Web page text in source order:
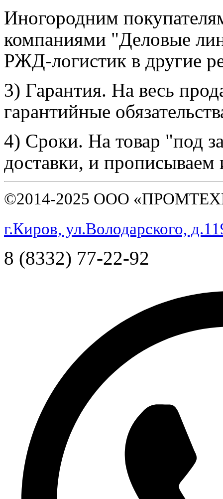
Иногородним
компаниями "Деловые
РЖД-логистик в другие
3) Гарантия. На весь
гарантийные
4) Сроки. На товар "под
доставки, и прописываем
©2014-2025 ООО
г.Киров, ул.Володарского,
8 (8332) 77-22-92